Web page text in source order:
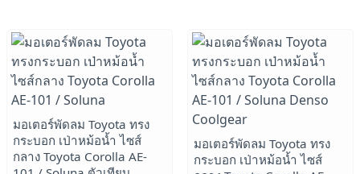
มอเตอร์พัดลม Toyota ทรง
กระบอก เป่าหม้อน้ำ ไซส์
กลาง Toyota Corolla AE-
มอเตอร์พัดลม Toyota ทรง
กระบอก เป่าหม้อน้ำ ไซส์